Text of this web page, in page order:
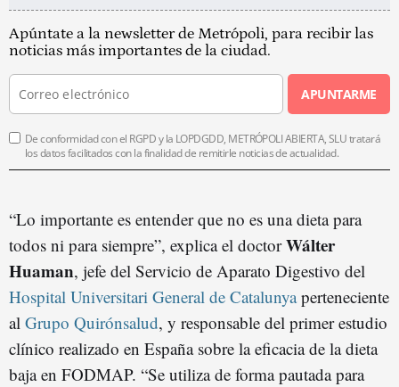
Apúntate a la newsletter de Metrópoli, para recibir las
noticias más importantes de la ciudad.
APUNTARME
De conformidad con el RGPD y la LOPDGDD, METRÓPOLI ABIERTA, SLU tratará
los datos facilitados con la finalidad de remitirle noticias de actualidad.
“Lo importante es entender que no es una dieta para
todos ni para siempre”, explica el doctorWálter
Huaman, jefe del Servicio de Aparato Digestivo del
Hospital Universitari General de Catalunyaperteneciente
al Grupo Quirónsalud, y responsable del primer estudio
clínico realizado en España sobre la eficacia de la dieta
baja en FODMAP. “Se utiliza de forma pautada para